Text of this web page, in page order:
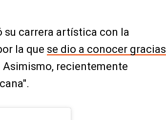
su carrera artística con la
la que se dio a conocer gracias
recientemente